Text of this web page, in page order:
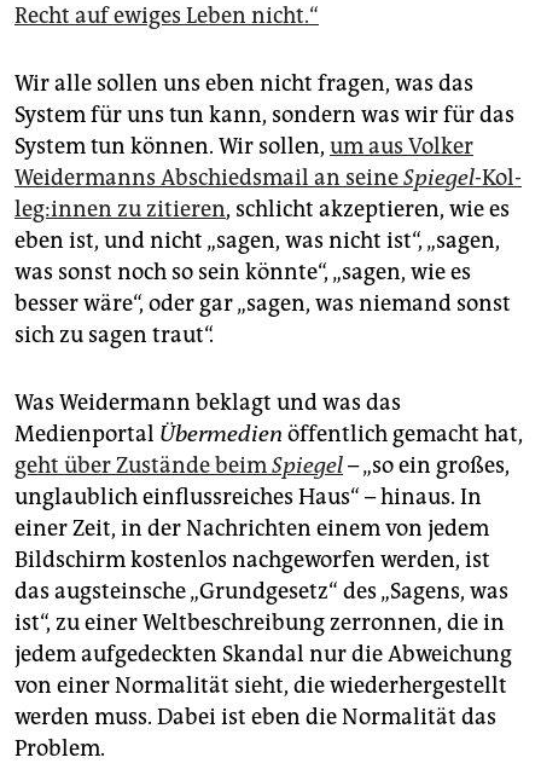
Recht auf ewiges Leben nicht.“
Wir alle sollen uns eben nicht fragen, was das
System für uns tun kann, sondern was wir für das
System tun können. Wir sollen, um aus Volker
Weidermanns Abschiedsmail an seineSpiegel-Kol­
le­g:in­nen zu zitieren, schlicht akzeptieren, wie es
eben ist, und nicht „sagen, was nicht ist“, „sagen,
was sonst noch so sein könnte“, „sagen, wie es
besser wäre“, oder gar „sagen, was niemand sonst
sich zu sagen traut“.
Was Weidermann beklagt und was das
Medienportal Übermedien öffentlich gemacht hat,
geht über Zustände beimSpiegel– „so ein großes,
unglaublich einflussreiches Haus“ – hinaus. In
einer Zeit, in der Nachrichten einem von jedem
Bildschirm kostenlos nachgeworfen werden, ist
das augsteinsche „Grundgesetz“ des „Sagens, was
ist“, zu einer Weltbeschreibung zerronnen, die in
jedem aufgedeckten Skandal nur die Abweichung
von einer Normalität sieht, die wiederhergestellt
werden muss. Dabei ist eben die Normalität das
Problem.